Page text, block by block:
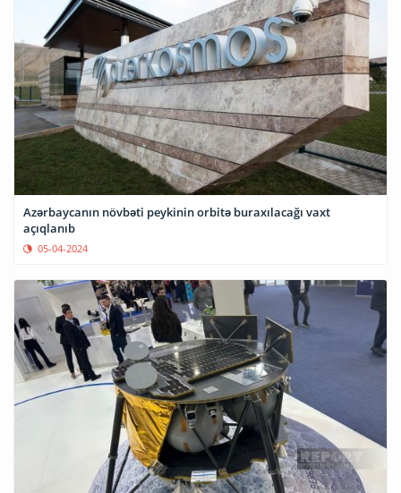
Azərbaycanın növbəti peykinin orbitə buraxılacağı vaxt
açıqlanıb
05-04-2024